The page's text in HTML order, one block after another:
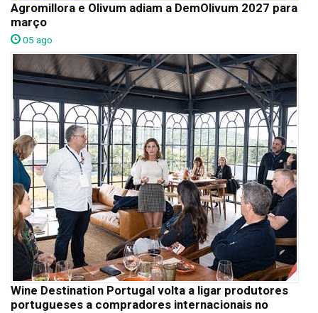
Agromillora e Olivum adiam a DemOlivum 2027 para
março
05 ago
Wine Destination Portugal volta a ligar produtores
portugueses a compradores internacionais no